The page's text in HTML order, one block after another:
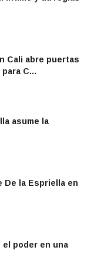
Cali abre puertas
C...
asume la
De la Espriella en
el poder en una